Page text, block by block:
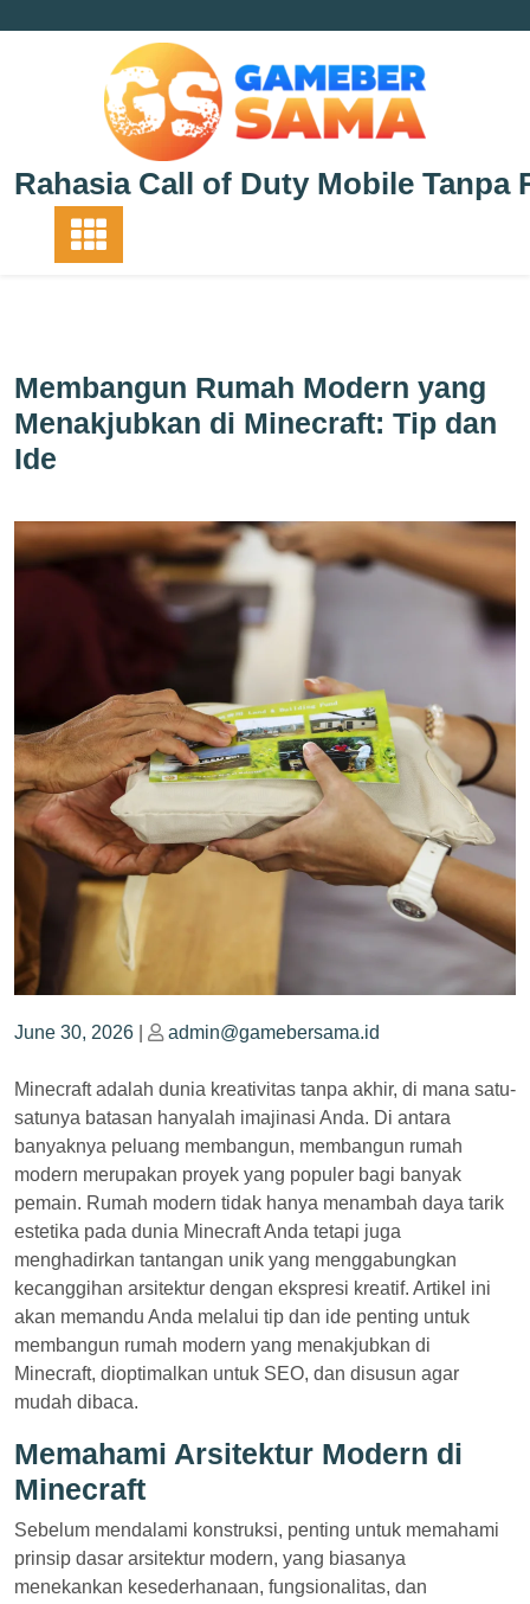
Rahasia Call of Duty Mobile Tanpa
Membangun Rumah Modern yang
Menakjubkan di Minecraft: Tip dan
Ide
Posted
June 30, 2026
Posted
admin@gamebersama.id
Minecraft adalah dunia kreativitas tanpa akhir, di mana satu-
satunya batasan hanyalah imajinasi Anda. Di antara
banyaknya peluang membangun, membangun rumah
modern merupakan proyek yang populer bagi banyak
pemain. Rumah modern tidak hanya menambah daya tarik
estetika pada dunia Minecraft Anda tetapi juga
menghadirkan tantangan unik yang menggabungkan
kecanggihan arsitektur dengan ekspresi kreatif. Artikel ini
akan memandu Anda melalui tip dan ide penting untuk
membangun rumah modern yang menakjubkan di
Minecraft, dioptimalkan untuk SEO, dan disusun agar
mudah dibaca.
Memahami Arsitektur Modern di
Minecraft
Sebelum mendalami konstruksi, penting untuk memahami
prinsip dasar arsitektur modern, yang biasanya
menekankan kesederhanaan, fungsionalitas, dan